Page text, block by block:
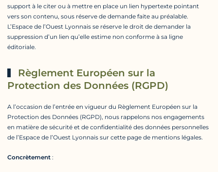
support à le citer ou à mettre en place un lien hypertexte pointant
vers son contenu, sous réserve de demande faite au préalable.
L’Espace de l’Ouest Lyonnais se réserve le droit de demander la
suppression d’un lien qu’elle estime non conforme à sa ligne
éditoriale.
Règlement Européen sur la
Protection des Données (RGPD)
A l’occasion de l’entrée en vigueur du Règlement Européen sur la
Protection des Données (RGPD), nous rappelons nos engagements
en matière de sécurité et de confidentialité des données personnelles
de l’Espace de l’Ouest Lyonnais sur cette page de mentions légales.
Concrètement :